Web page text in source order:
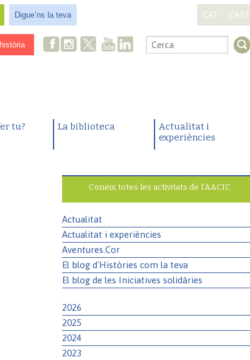
Digue’ns la teva CAT CAST
.
tu? La biblioteca
Actualitat i
experiències
Coneix totes les activitats de l’AACIC
Actualitat
Actualitat i experiències
Aventures.Cor
El blog d'Històries com la teva
El blog de les Iniciatives solidàries
2026
2025
2024
2023